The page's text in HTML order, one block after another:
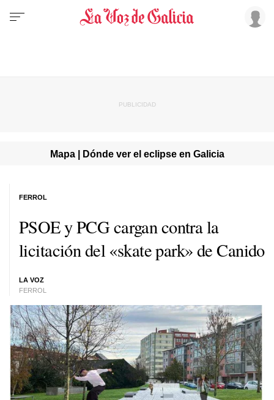
Mapa | Dónde ver el eclipse en Galicia
PSOE y PCG cargan contra la
licitación del «skate park» de Canido
LA VOZ
FERROL
FERROL